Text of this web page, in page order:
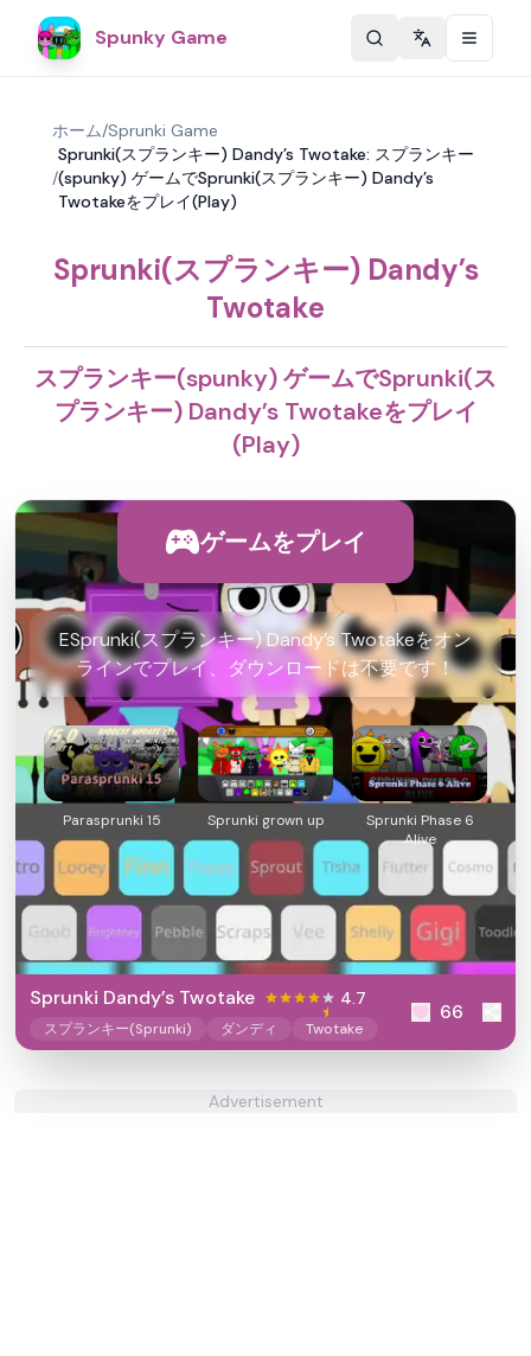
Spunky Game Change
ホーム/Sprunki Game
/
Sprunki(スプランキー) Dandy’s Twotake: スプランキー
(spunky) ゲームでSprunki(スプランキー) Dandy’s
Twotakeをプレイ(Play)
Sprunki(スプランキー) Dandy’s
Twotake
スプランキー(spunky) ゲームでSprunki(ス
プランキー) Dandy’s Twotakeをプレイ
(Play)
ゲームをプレイ
ESprunki(スプランキー) Dandy’s Twotakeをオン
ラインでプレイ、ダウンロードは不要です！
Parasprunki 15 Sprunki grown up
Sprunki Phase 6
Alive
Sprunki Dandy’s Twotake 4.7
スプランキー(Sprunki) ダンディ Twotake
66
Advertisement